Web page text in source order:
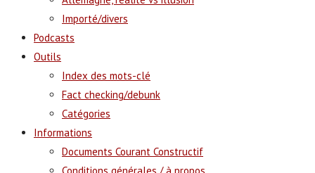
Importé/divers
Podcasts
Outils
Index des mots-clé
Fact checking/debunk
Catégories
Informations
Documents Courant Constructif